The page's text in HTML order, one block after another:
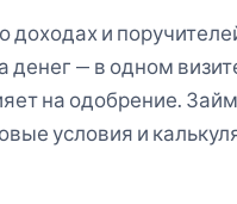
доходах и
— в одном
на одобрение.
условия и